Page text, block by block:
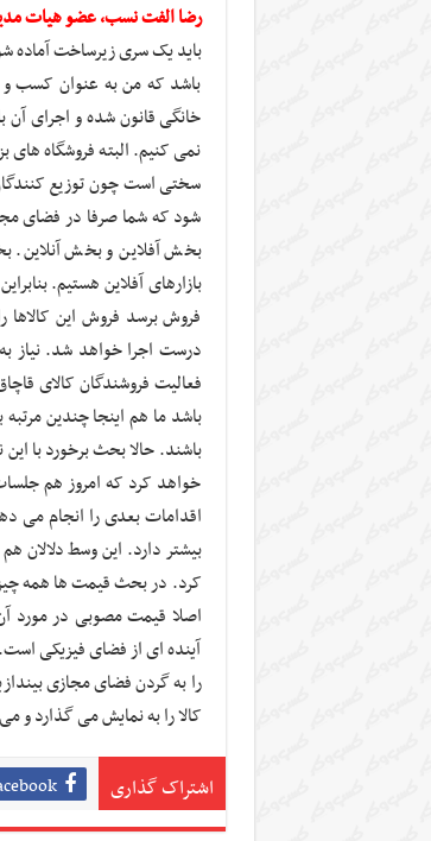
رضا الفت نسب، عضو هیات
باشد که من به عنوان کسب و
خانگی قانون شده و اجرای
نمی کنیم. البته فروشگاه
سختی است چون توزیع
شود که شما صرفا در فضای
بخش آفلاین و بخش آنلاین.
بازارهای آفلاین هستیم.
فروش برسد فروش این
درست اجرا خواهد شد. نیاز
فعالیت فروشندگان کالای
باشد ما هم اینجا چندین
باشند. حالا بحث برخورد با
خواهد کرد که امروز هم جلسات
اقدامات بعدی را انجام می
بیشتر دارد. این وسط دلالان
اصلا قیمت مصوبی در مورد
آینده ای از فضای فیزیکی
را به گردن فضای مجازی
کالا را به نمایش می گذارد و
اشتراک گذاری